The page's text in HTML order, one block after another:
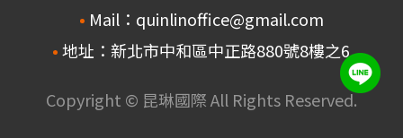
Mail：quinlinoffice@gmail.com
地址：新北市中和區中正路880號8樓之6
Copyright © 昆琳國際 All Rights Reserved.